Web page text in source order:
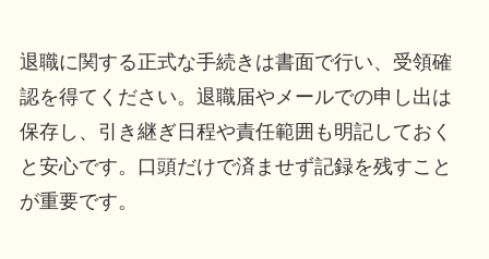
退職に関する正式な手続きは書面で行い、受領確
認を得てください。退職届やメールでの申し出は
保存し、引き継ぎ日程や責任範囲も明記しておく
と安心です。口頭だけで済ませず記録を残すこと
が重要です。